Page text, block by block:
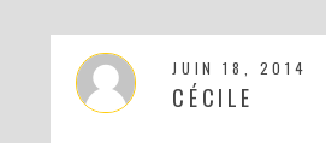
JUIN 18, 2014
CÉCILE